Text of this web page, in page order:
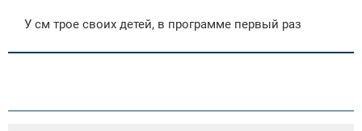
У см трое своих детей, в программе первый раз